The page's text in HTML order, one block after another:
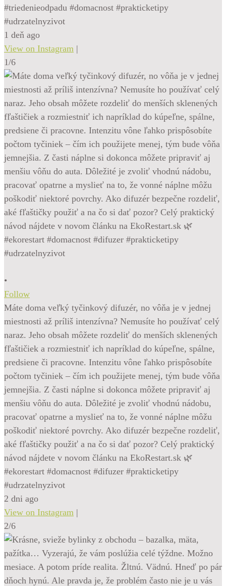
#triedenieodpadu #domacnost #prakticketipy
#udrzatelnyzivot
1 deň ago
View on Instagram |
1/6
•
Follow
Máte doma veľký tyčinkový difuzér, no vôňa je v jednej
miestnosti až príliš intenzívna? Nemusíte ho používať celý
naraz. Jeho obsah môžete rozdeliť do menších sklenených
fľaštičiek a rozmiestniť ich napríklad do kúpeľne, spálne,
predsiene či pracovne. Intenzitu vône ľahko prispôsobíte
počtom tyčiniek – čím ich použijete menej, tým bude vôňa
jemnejšia. Z časti náplne si dokonca môžete pripraviť aj
menšiu vôňu do auta. Dôležité je zvoliť vhodnú nádobu,
pracovať opatrne a myslieť na to, že vonné náplne môžu
poškodiť niektoré povrchy. Ako difuzér bezpečne rozdeliť,
aké fľaštičky použiť a na čo si dať pozor? Celý praktický
návod nájdete v novom článku na EkoRestart.sk 🌿
#ekorestart #domacnost #difuzer #prakticketipy
#udrzatelnyzivot
2 dni ago
View on Instagram |
2/6